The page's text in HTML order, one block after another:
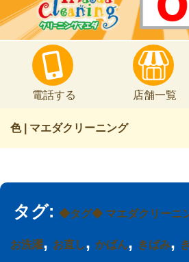
電話する 店舗一覧
色 | マエダクリーニング
タグ: ◆タグ◆ マエダクリーニ
お洗濯, お直し, かばん, きばみ,